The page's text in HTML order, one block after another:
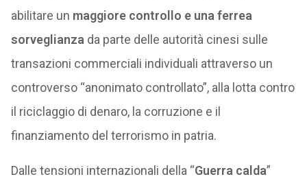
abilitare un maggiore controllo e una ferrea
sorveglianza da parte delle autorità cinesi sulle
transazioni commerciali individuali attraverso un
controverso “anonimato controllato”, alla lotta contro
il riciclaggio di denaro, la corruzione e il
finanziamento del terrorismo in patria.
Dalle tensioni internazionali della “Guerra calda”